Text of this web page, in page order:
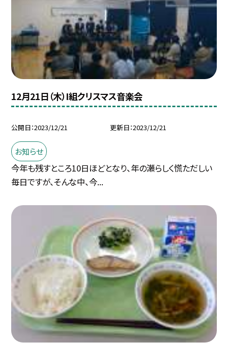
12月21日（木）I組クリスマス音楽会
公開日 2023/12/21 更新日 2023/12/21
お知らせ
今年も残すところ10日ほどとなり、年の瀬らしく慌ただしい
毎日ですが、そんな中、今...